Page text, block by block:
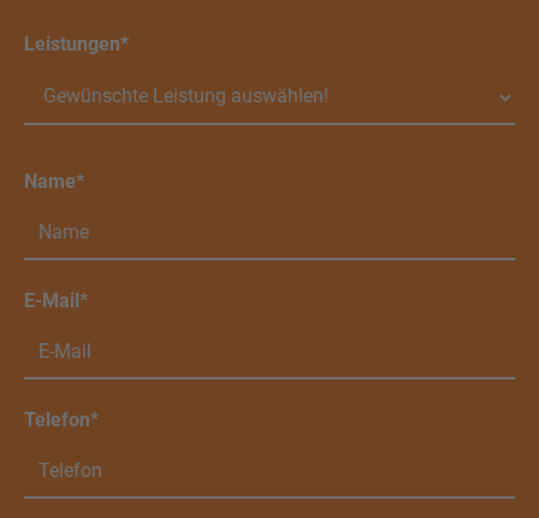
Leistungen*
Name*
E-Mail*
Telefon*